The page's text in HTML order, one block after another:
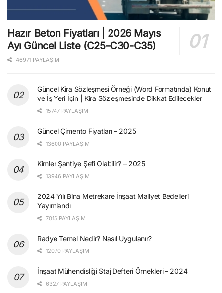
Hazır Beton Fiyatları | 2026 Mayıs
Ayı Güncel Liste (C25–C30-C35)
46971 PAYLAŞIM
Güncel Kira Sözleşmesi Örneği (Word Formatında) Konut
ve İş Yeri İçin | Kira Sözleşmesinde Dikkat Edilecekler
15747 PAYLAŞIM
Güncel Çimento Fiyatları – 2025
13600 PAYLAŞIM
Kimler Şantiye Şefi Olabilir? – 2025
13946 PAYLAŞIM
2024 Yılı Bina Metrekare İnşaat Maliyet Bedelleri
Yayımlandı
7015 PAYLAŞIM
Radye Temel Nedir? Nasıl Uygulanır?
12070 PAYLAŞIM
İnşaat Mühendisliği Staj Defteri Örnekleri – 2024
6327 PAYLAŞIM